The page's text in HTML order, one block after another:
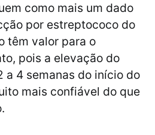
como mais um dado
por estreptococo do
têm valor para o
pois a elevação do
4 semanas do início do
mais confiável do que